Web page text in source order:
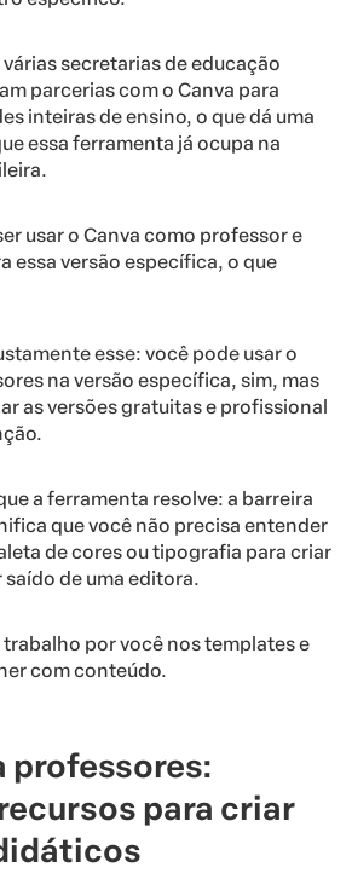
secretarias de educação
parcerias com o Canva para
inteiras de ensino, o que dá uma
essa ferramenta já ocupa na
usar o Canva como professor e
essa versão específica, o que
esse: você pode usar o
na versão específica, sim, mas
as versões gratuitas e profissional
a ferramenta resolve: a barreira
que você não precisa entender
de cores ou tipografia para criar
de uma editora.
trabalho por você nos templates e
com conteúdo.
professores:
para criar